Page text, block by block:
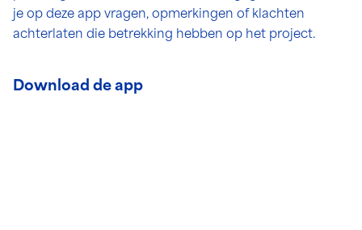
je op deze app vragen, opmerkingen of klachten
achterlaten die betrekking hebben op het project.
Download de app